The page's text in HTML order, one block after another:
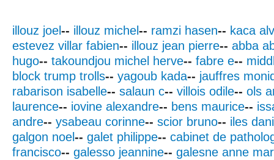
illouz joel-- illouz michel-- ramzi hasen-- kaca
estevez villar fabien-- illouz jean pierre-- abba
hugo-- takoundjou michel herve-- fabre e--
block trump trolls-- yagoub kada-- jauffres
rabarison isabelle-- salaun c-- villois odile-- ols
laurence-- iovine alexandre-- bens maurice--
andre-- ysabeau corinne-- scior bruno-- iles
galgon noel-- galet philippe-- cabinet de
francisco-- galesso jeannine-- galesne anne